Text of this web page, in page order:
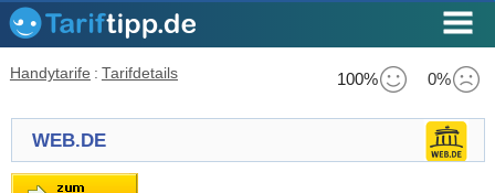
100% 0%
Handytarife : Tarifdetails
WEB.DE